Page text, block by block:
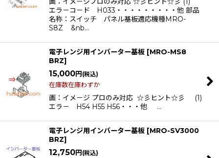
エラ－コ－ド H033・・・・・・・・・他 部品
名称：スイッチ パネル基板適応機種MRO-
S8Z &nb…
電子レンジ用インバーター基板 [MRO-MS8
BRZ]
15,000円 (税込)
在庫数在庫わずか
画：イメ－ジ プロのみ対応 ☆彡ヒント☆彡 (1)
エラ－ H54 H55 H56・・・他 …
電子レンジ用インバーター基板 [MRO-SV3000
BRZ]
12,750円 (税込)